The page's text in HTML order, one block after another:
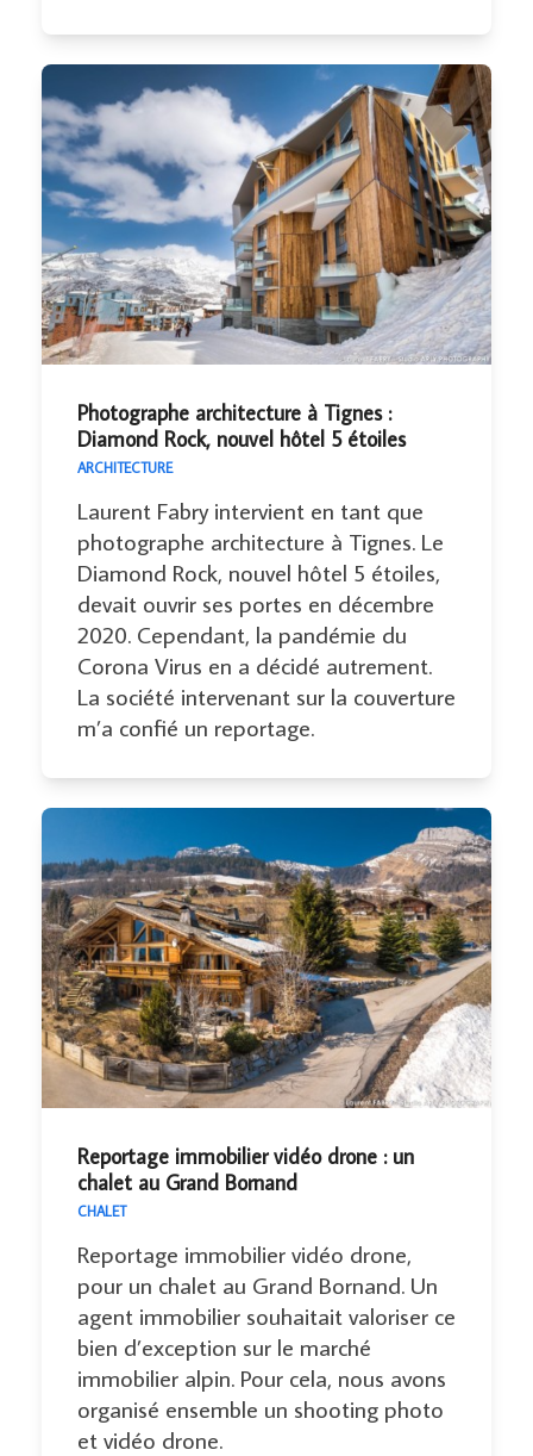
Photographe architecture à Tignes :
Diamond Rock, nouvel hôtel 5 étoiles
ARCHITECTURE
Laurent Fabry intervient en tant que
photographe architecture à Tignes. Le
Diamond Rock, nouvel hôtel 5 étoiles,
devait ouvrir ses portes en décembre
2020. Cependant, la pandémie du
Corona Virus en a décidé autrement.
La société intervenant sur la couverture
m’a confié un reportage.
Reportage immobilier vidéo drone : un
chalet au Grand Bornand
CHALET
Reportage immobilier vidéo drone,
pour un chalet au Grand Bornand. Un
agent immobilier souhaitait valoriser ce
bien d’exception sur le marché
immobilier alpin. Pour cela, nous avons
organisé ensemble un shooting photo
et vidéo drone.